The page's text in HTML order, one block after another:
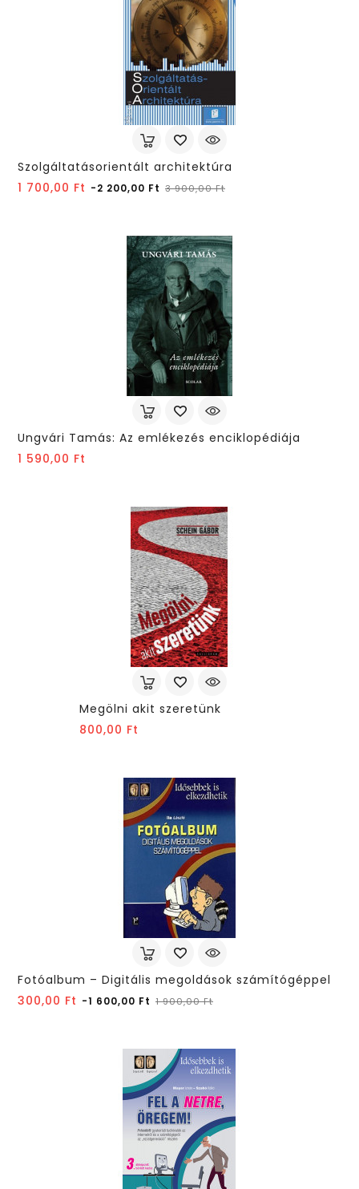
Szolgáltatásorientált architektúra
1 700,00 Ft Normál
-2 200,00 Ft 3 900,00 FtÁr
Ungvári Tamás: Az emlékezés enciklopédiája
1 590,00 Ft
Megölni akit szeretünk
800,00 Ft
Fotóalbum – Digitális megoldások számítógéppel
300,00 Ft Normál
-1 600,00 Ft 1 900,00 FtÁr